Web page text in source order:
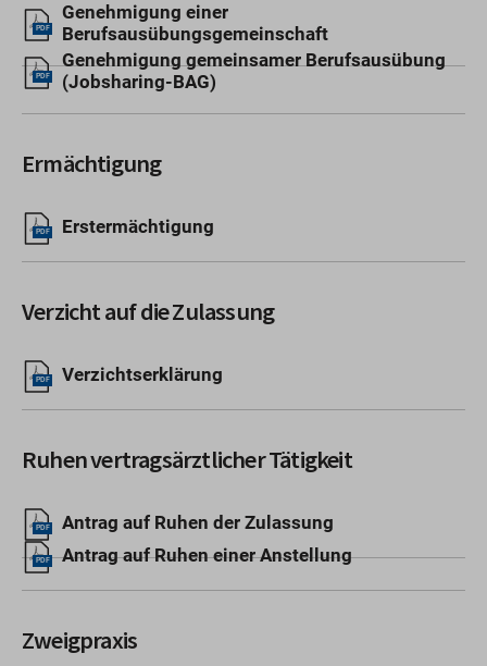
PDF
Genehmigung einer
Berufsausübungsgemeinschaft
PDF
Genehmigung gemeinsamer Berufsausübung
(Jobsharing-BAG)
Ermächtigung
PDF Erstermächtigung
Verzicht auf die Zulassung
PDF Verzichtserklärung
Ruhen vertragsärztlicher Tätigkeit
PDF Antrag auf Ruhen der Zulassung
PDF Antrag auf Ruhen einer Anstellung
Zweigpraxis